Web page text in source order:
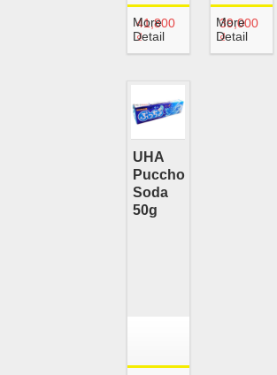
41,800
₫
More
Detail
39,000
₫
More
Detail
UHA
Puccho
Soda
50g